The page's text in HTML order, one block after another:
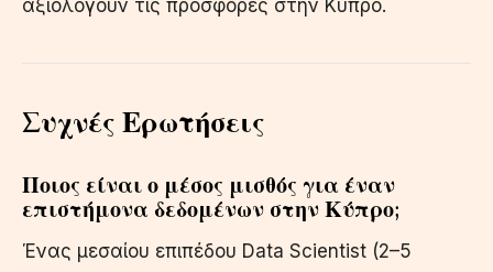
αξιολογούν τις προσφορές στην Κύπρο.
Συχνές Ερωτήσεις
Ποιος είναι ο μέσος μισθός για έναν
επιστήμονα δεδομένων στην Κύπρο;
Ένας μεσαίου επιπέδου Data Scientist (2–5